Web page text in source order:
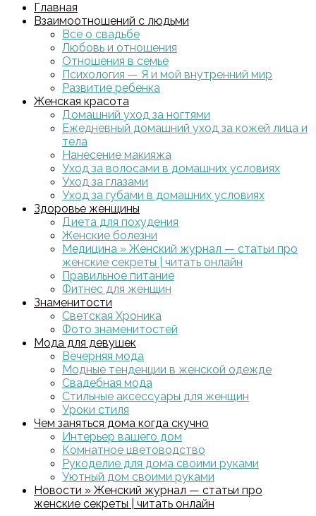
Главная
Взаимоотношений с людьми
Все о свадьбе
Любовь и отношения
Отношения в семье
Психология — Я и мой внутренний мир
Развитие ребенка
Женская красота
Домашний уход за ногтями
Ежедневный домашний уход за кожей лица и
тела
Нанесение макияжа
Уход за волосами в домашних условиях
Уход за глазами
Уход за губами в домашних условиях
Здоровье женщины
Диета для похудения
Женские болезни
Медицина » Женский журнал — статьи про
женские секреты | читать онлайн
Правильное питание
Фитнес для женщин
Знаменитости
Светская Хроника
Фото знаменитостей
Мода для девушек
Вечерняя мода
Модные тенденции в женской одежде
Свадебная мода
Стильные аксессуары для женщин
Уроки стиля
Чем заняться дома когда скучно
Интерьер вашего дом
Комнатное цветоводство
Рукоделие для дома своими руками
Уютный дом своими руками
Новости » Женский журнал — статьи про
женские секреты | читать онлайн